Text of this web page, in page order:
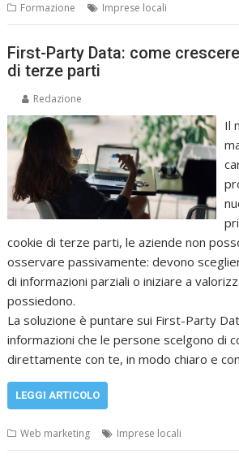
Formazione Imprese locali
First-Party Data: come
di terze parti
Redazione
Il
cookie di terze parti, le aziende non
osservare passivamente: devono
di informazioni parziali o iniziare a
possiedono.
La soluzione è puntare sui First-Party
informazioni che le persone scelgono di
direttamente con te, in modo chiaro e
LEGGI ARTICOLO
Web marketing Imprese locali